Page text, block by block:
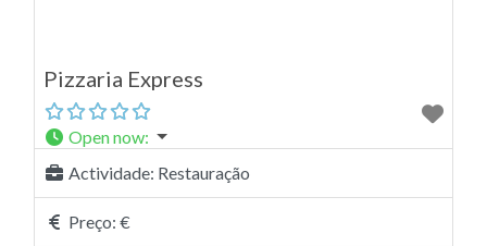
Pizzaria Express
Open now:
Actividade: Restauração
Preço: €